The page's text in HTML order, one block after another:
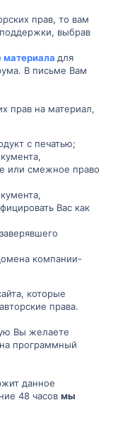
прав, то вам
выбрав
материала для
В письме Вам
прав на материал,
с печатью;
или смежное право
Вас как
компании-
которые
права.
Вы желаете
программный
данное
48 часов мы